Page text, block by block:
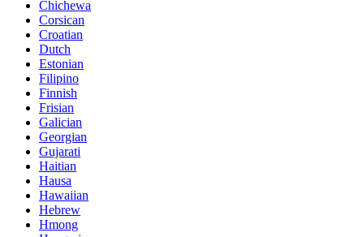
Chichewa
Corsican
Croatian
Dutch
Estonian
Filipino
Finnish
Frisian
Galician
Georgian
Gujarati
Haitian
Hausa
Hawaiian
Hebrew
Hmong